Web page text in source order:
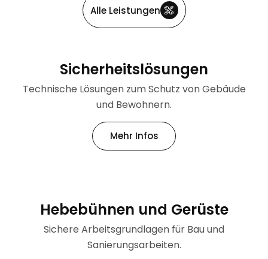
Alle Leistungen
Sicherheitslösungen
Technische Lösungen zum Schutz von Gebäude
und Bewohnern.
Mehr Infos
Hebebühnen und Gerüste
Sichere Arbeitsgrundlagen für Bau und
Sanierungsarbeiten.